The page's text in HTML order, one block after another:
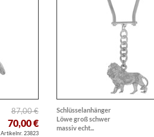
87,00 €
70,00 €
Artikelnr. 23823
Schlüsselanhänger
Löwe groß schwer
massiv echt...